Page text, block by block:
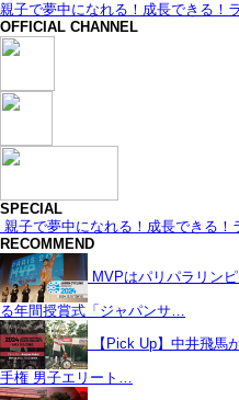
親子で夢中になれる！成長できる！
OFFICIAL CHANNEL
SPECIAL
親子で夢中になれる！成長できる！
RECOMMEND
MVPはパリパラリン
る年間授賞式「ジャパンサ…
【Pick Up】中井飛馬
手権 男子エリート…